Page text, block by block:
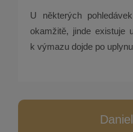
U některých
okamžitě, jinde existuje
k výmazu dojde po